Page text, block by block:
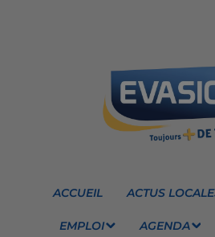
ACCUEIL ACTUS
EMPLOI AGENDA